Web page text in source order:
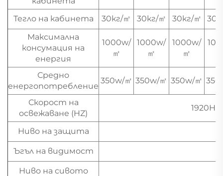
Тегло на кабинета
30кг/㎡ 30кг/㎡ 30кг/㎡
Максимална
консумация на
енергия
1000w/
㎡
1000w/
㎡
1000w/
㎡
Средно
енергопотребление
350w/㎡ 350w/㎡ 350w/㎡
Скорост на
освежаване (HZ)
Ниво на защита
Ъгъл на видимост
Ниво на сивото